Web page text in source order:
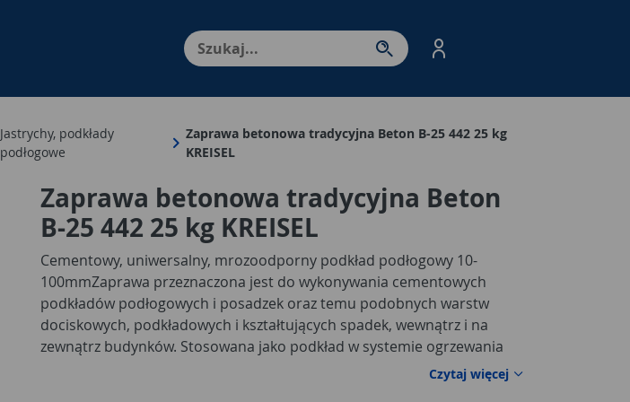
Menu Produktów, nawigacja: Enter - przejdź do strony produktów. Spacja – otwórz/
Jastrychy, podkłady
podłogowe
Zaprawa betonowa tradycyjna Beton B-25 442 25 kg
KREISEL
Zaprawa betonowa tradycyjna Beton
B-25 442 25 kg KREISEL
Cementowy, uniwersalny, mrozoodporny podkład podłogowy 10-
100mmZaprawa przeznaczona jest do wykonywania cementowych
podkładów podłogowych i posadzek oraz temu podobnych warstw
dociskowych, podkładowych i kształtujących spadek, wewnątrz i na
zewnątrz budynków. Stosowana jako podkład w systemie ogrzewania
podłogowego, pływający na izolacji termicznej, warstwie rozdzielczej i
Czytaj więcej